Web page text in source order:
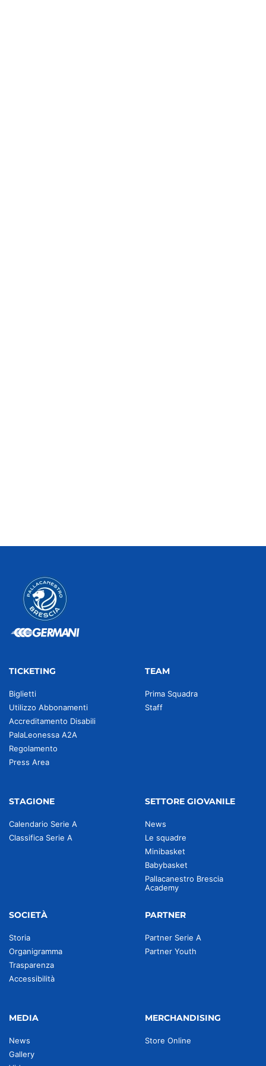
TICKETING
Biglietti
Utilizzo Abbonamenti
Accreditamento Disabili
PalaLeonessa A2A
Regolamento
Press Area
TEAM
Prima Squadra
Staff
STAGIONE
Calendario Serie A
Classifica Serie A
SETTORE GIOVANILE
News
Le squadre
Minibasket
Babybasket
Pallacanestro Brescia
Academy
SOCIETÀ
Storia
Organigramma
Trasparenza
Accessibilità
PARTNER
Partner Serie A
Partner Youth
MEDIA
News
Gallery
MERCHANDISING
Store Online